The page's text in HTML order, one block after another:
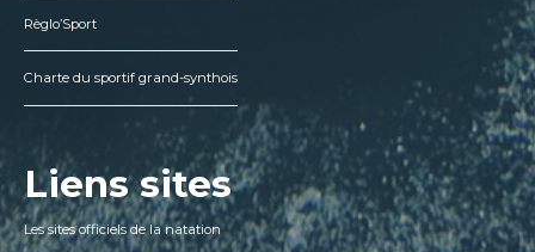
Règlo’Sport
Charte du sportif grand-synthois
Liens sites
Les sites officiels de la natation